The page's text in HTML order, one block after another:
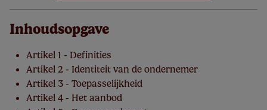
Inhoudsopgave
Artikel 1 - Definities
Artikel 2 - Identiteit van de ondernemer
Artikel 3 - Toepasselijkheid
Artikel 4 - Het aanbod